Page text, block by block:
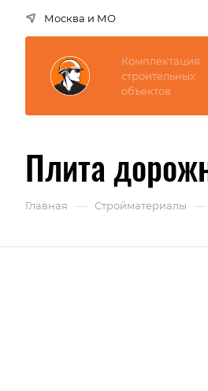
Москва и МО
Комплектация
строительных
объектов
Плита
Главная — Стройматериалы —